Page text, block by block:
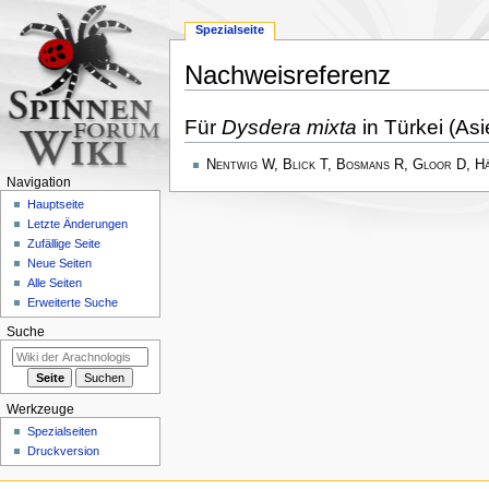
Nachweisreferenz
Navigation
springen
Suche
springen
Für Dysdera mixta in Türkei
Nentwig W, Blick T, Bosmans R, Gloor D,
Spezialseite
Navigation
Hauptseite
Letzte Änderungen
Zufällige Seite
Neue Seiten
Alle Seiten
Erweiterte Suche
Suche
Werkzeuge
Spezialseiten
Druckversion